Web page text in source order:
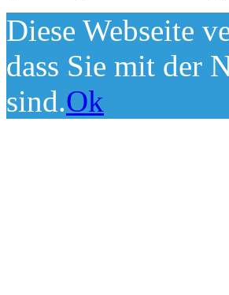
Diese Webseite
dass Sie mit der
sind.Ok